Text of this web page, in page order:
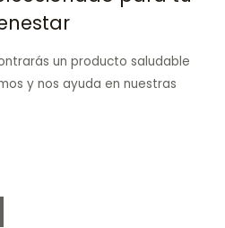
un producto saludable
y nos ayuda en nuestras